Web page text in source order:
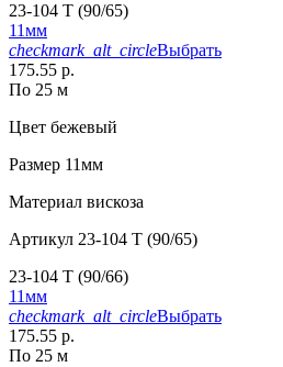
23-104 T (90/65)
11мм
checkmark_alt_circleВыбрать
175.55 р.
По 25 м
Цвет бежевый
Размер 11мм
Материал вискоза
Артикул 23-104 T (90/65)
23-104 T (90/66)
11мм
checkmark_alt_circleВыбрать
175.55 р.
По 25 м